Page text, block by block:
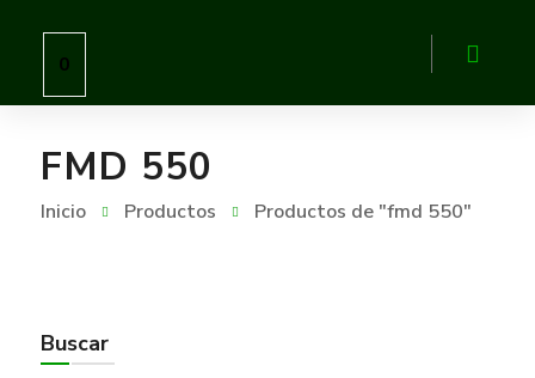
0
FMD 550
Inicio Productos Productos de "fmd 550"
Buscar